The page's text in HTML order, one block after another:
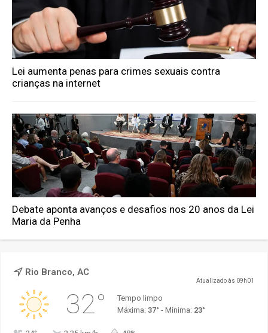
Lei aumenta penas para crimes sexuais contra
crianças na internet
Debate aponta avanços e desafios nos 20 anos da Lei
Maria da Penha
Rio Branco, AC
Atualizado às 09h01
32°
Tempo limpo
Máxima: 37° - Mínima: 23°